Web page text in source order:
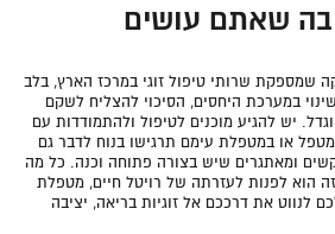
שאתם עושים
שמספקת שרותי טיפול זוגי במרכז הארץ, בלב
במערכת היחסים, הסיכוי להצליח לשקם
יש להגיע מוכנים לטיפול ולהתמודדות עם
‏או במטפלת עימם תרגישו בנוח לדבר גם
ומאתגרים שיש בצורה פתוחה וכנה. כל מה
הוא לפנות לעזרתה של ‏רויטל חיים, מטפלת
לנווט את דרככם אל זוגיות בריאה, יציבה